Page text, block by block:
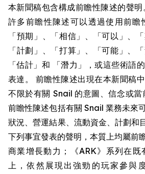
本新聞稿包含構成前瞻性陳述的聲
許多前瞻性陳述可以透過使用前瞻
「預期」、「相信」、「可以」、
「計劃」、「打算」、「可能」、
「估計」和 「潛力」，或這些術語
表達。 前瞻性陳述出現在本新聞稿
不限於有關 Snail 的意圖、信念或
前瞻性陳述包括有關 Snail 業務未來
狀況、營運結果、流動資金、計劃和
下列事宜發表的聲明，本質上均屬前
商業增長動力；《ARK》系列在既
上，依然展現出強勁的玩家參與